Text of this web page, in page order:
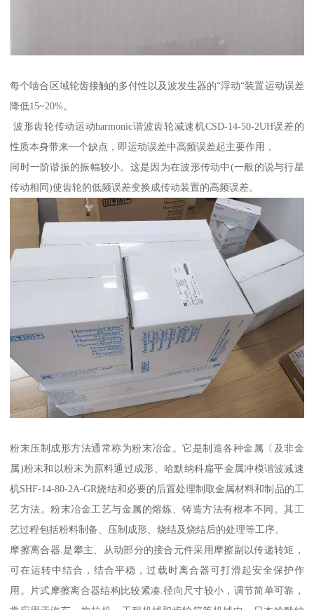
每个啮合区域轮齿接触的多付性以及波发生器的“浮动“装置运动误差
降低15~20%。
波形齿轮传动运动harmonic谐波齿轮减速机CSD-14-50-2UH误差的
性质本身带来一个缺点，即运动误差中高频误差起主要作用，
同时一阶谐振的振幅较小。这是因为在波形传动中(一般的说与行星
传动相同)使齿轮的低频误差变换成传动装置的高频误差。
粉末压制成形方法通常称为粉末冶金。它是制造各种金属〔及非金
属)粉末和以粉末为原料通过成形、哈默纳科扁平金属冲模谐波减速
机SHF-14-80-2A-GR烧结和必要的后置处理制取金属材料和制品的工
艺方法。粉末冶金工艺与金属的熔炼、铸造方法有根本不同。其工
艺过程包括粉料制备、压制成形、烧结及烧结后的处理等工序。
摩擦离合器.是攀主、从动部分的接合元件采用摩擦副以传递转矩，
可在运转中结合，结合平稳，过载时离合器可打滑起安全保护作
用。片式摩擦离合器结构比较紧凑.径向尺寸较小，调节简单可靠，